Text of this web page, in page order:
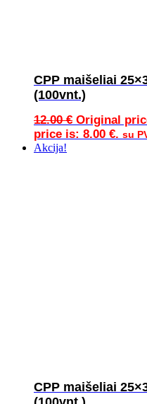
CPP maišeliai
(100vnt.)
12.00€ Original
price is: 8.00 €. su
Akcija!
CPP maišeliai